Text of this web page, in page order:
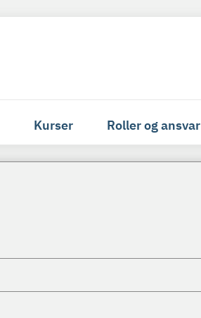
Kurser Roller og ansvar